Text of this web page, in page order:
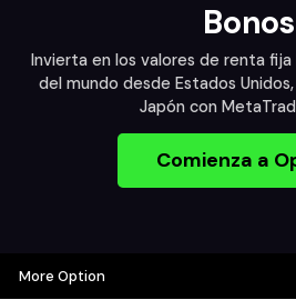
Bonos
Invierta en los valores de renta fija
del mundo desde Estados
Japón con
Comienza a
More Option